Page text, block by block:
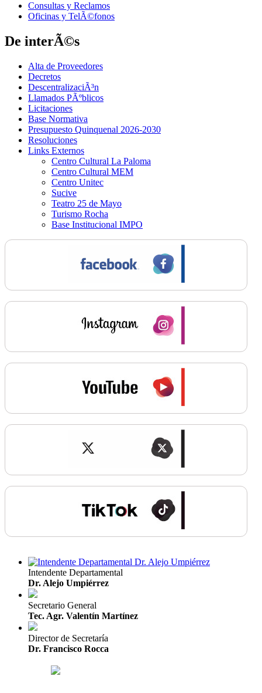
Consultas y Reclamos
Oficinas y TelÃ©fonos
De interÃ©s
Alta de Proveedores
Decretos
DescentralizaciÃ³n
Llamados PÃºblicos
Licitaciones
Base Normativa
Presupuesto Quinquenal 2026-2030
Resoluciones
Links Externos
Centro Cultural La Paloma
Centro Cultural MEM
Centro Unitec
Sucive
Teatro 25 de Mayo
Turismo Rocha
Base Institucional IMPO
Intendente Departamental
Dr. Alejo Umpiérrez
Secretario General
Tec. Agr. Valentín Martínez
Director de Secretaría
Dr. Francisco Rocca